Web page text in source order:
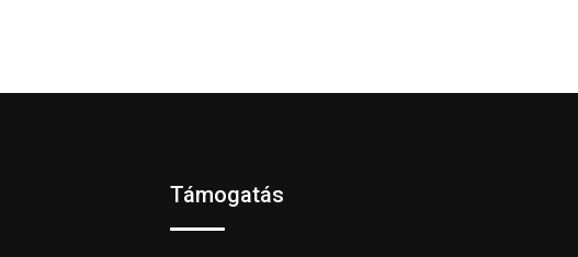
Támogatás